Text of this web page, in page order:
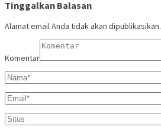
Tinggalkan Balasan
Alamat email Anda tidak akan dipublikasikan.
Komentar